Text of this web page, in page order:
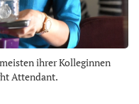
ihrer Kolleginnen
Attendant.